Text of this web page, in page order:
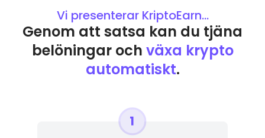
Vi presenterar KriptoEarn...
Genom att satsa kan du tjäna
belöningar och växa krypto
automatiskt.